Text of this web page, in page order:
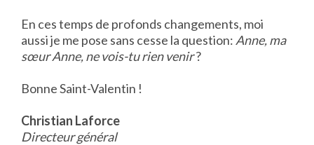
En ces temps de profonds changements, moi
aussi je me pose sans cesse la question: Anne, ma
sœur Anne, ne vois-tu rien venir?
Bonne Saint-Valentin !
Christian Laforce
Directeur général